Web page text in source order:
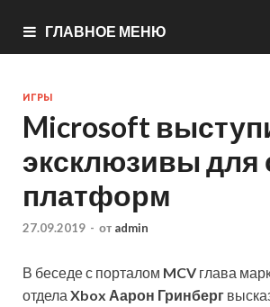
ГЛАВНОЕ МЕНЮ
ИГРЫ
Microsoft
эксклюзивы для
платформ
27.09.2019 - от admin
В беседе с порталом MCV глава
отдела Xbox Аарон Гринберг